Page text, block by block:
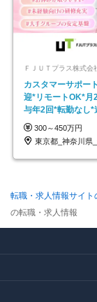
ＦＪＵＴプラス株式会
カスタマーサポー
迎*リモートOK*月
与年2回*転勤なし*
OK/ZE010232
300～450万円
東京都_神奈川県_千葉県_
転職・求人情報サイト
の転職・求人情報